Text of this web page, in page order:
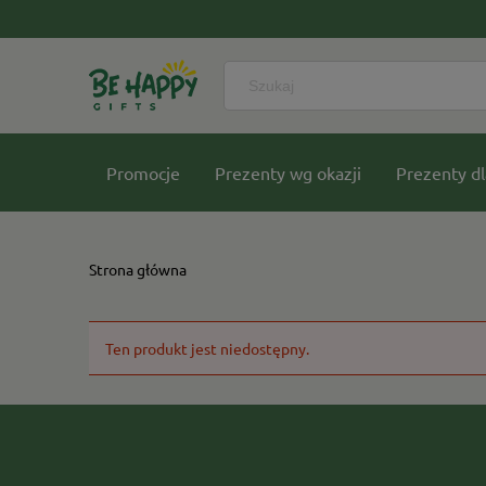
Promocje Prezenty wg okazji Prezenty
Strona główna
Ten produkt jest niedostępny.